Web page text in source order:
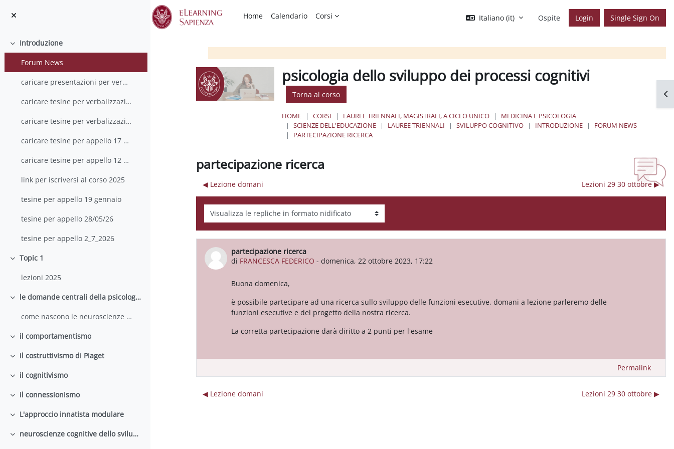
Home
Calendario Corsi Italiano ‎(it)‎ Ospite Login Single Sign On
Minimizza
Introduzione
Forum News
caricare presentazioni per verbalizzazione 13 luglio
caricare tesine per verbalizzazione 13 luglio
caricare tesine per verbalizzazione 20 settembre
caricare tesine per appello 17 Dicembre 2024
caricare tesine per appello 12 Febbraio 2025
link per iscriversi al corso 2025
tesine per appello 19 gennaio
tesine per appello 28/05/26
tesine per appello 2_7_2026
Minimizza
Topic 1
lezioni 2025
Minimizza le domande centrali della psicologia dello sviluppo cognitivo
come nascono le neuroscienze cognitive dello sviluppo
Minimizza
il comportamentismo
Minimizza
il costruttivismo di Piaget
Minimizza
il cognitivismo
Minimizza
il connessionismo
Minimizza
L'approccio innatista modulare
Minimizza neuroscienze cognitive dello sviluppo
psicologia dello sviluppo dei processi cognitivi
Torna al corso
HOME CORSI LAUREE TRIENNALI, MAGISTRALI, A CICLO UNICO
MEDICINA E PSICOLOGIA
SCIENZE DELL'EDUCAZIONE
LAUREE TRIENNALI SVILUPPO COGNITIVO INTRODUZIONE
FORUM NEWS
PARTECIPAZIONE RICERCA
partecipazione ricerca
◀︎ Lezione domani Lezioni 29 30 ottobre ▶︎
Modalità visualizzazione
partecipazione ricerca
di FRANCESCA FEDERICO - domenica, 22 ottobre 2023, 17:22
Numero di risposte: 0
Buona domenica,
è possibile partecipare ad una ricerca sullo sviluppo delle funzioni esecutive, domani a lezione parleremo delle
funzioni esecutive e del progetto della nostra ricerca.
La corretta partecipazione darà diritto a 2 punti per l'esame
Permalink
◀︎ Lezione domani Lezioni 29 30 ottobre ▶︎